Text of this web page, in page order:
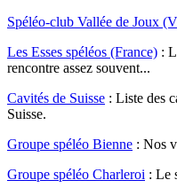
Spéléo-club Vallée de Joux
Les Esses spéléos (France) :
rencontre assez souvent...
Cavités de Suisse : Liste des
Suisse.
Groupe spéléo Bienne : Nos
Groupe spéléo Charleroi : Le